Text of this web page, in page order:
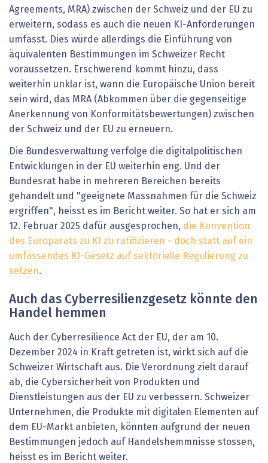
Agreements, MRA) zwischen der Schweiz und der EU zu
erweitern, sodass es auch die neuen KI-Anforderungen
umfasst. Dies würde allerdings die Einführung von
äquivalenten Bestimmungen im Schweizer Recht
voraussetzen. Erschwerend kommt hinzu, dass
weiterhin unklar ist, wann die Europäische Union bereit
sein wird, das MRA (Abkommen über die gegenseitige
Anerkennung von Konformitätsbewertungen) zwischen
der Schweiz und der EU zu erneuern.
Die Bundesverwaltung verfolge die digitalpolitischen
Entwicklungen in der EU weiterhin eng. Und der
Bundesrat habe in mehreren Bereichen bereits
gehandelt und "geeignete Massnahmen für die Schweiz
ergriffen", heisst es im Bericht weiter. So hat er sich am
12. Februar 2025 dafür ausgesprochen, die Konvention
des Europarats zu KI zu ratifizieren - doch statt auf ein
umfassendes KI-Gesetz auf sektorielle Regulierung zu
setzen.
Auch das Cyberresilienzgesetz könnte den
Handel hemmen
Auch der Cyberresilience Act der EU, der am 10.
Dezember 2024 in Kraft getreten ist, wirkt sich auf die
Schweizer Wirtschaft aus. Die Verordnung zielt darauf
ab, die Cybersicherheit von Produkten und
Dienstleistungen aus der EU zu verbessern. Schweizer
Unternehmen, die Produkte mit digitalen Elementen auf
dem EU-Markt anbieten, könnten aufgrund der neuen
Bestimmungen jedoch auf Handelshemmnisse stossen,
heisst es im Bericht weiter.